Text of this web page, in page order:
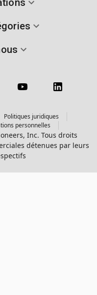
Politiques juridiques
personnelles
Inc. Tous droits
détenues par leurs